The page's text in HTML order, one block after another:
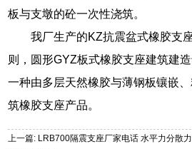
板与支墩的砼一次性浇筑。
我厂生产的KZ抗震盆式橡胶支
则，圆形GYZ板式橡胶支座建筑建
一种由多层天然橡胶与薄钢板镶嵌
筑橡胶支座产品。
上一篇: LRB700隔震支座厂家电话 水平力分散